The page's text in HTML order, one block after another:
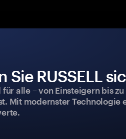
Sie RUSSELL
alle – von Einsteigern bis
Mit modernster